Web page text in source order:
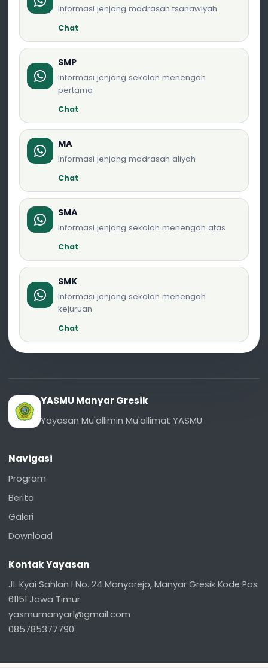
Informasi jenjang madrasah tsanawiyah
Chat
SMP
Informasi jenjang sekolah menengah
pertama
Chat
MA
Informasi jenjang madrasah aliyah
Chat
SMA
Informasi jenjang sekolah menengah atas
Chat
SMK
Informasi jenjang sekolah menengah
kejuruan
Chat
YASMU Manyar Gresik
Yayasan Mu'allimin Mu'allimat YASMU
Navigasi
Program
Berita
Galeri
Download
Kontak Yayasan
Jl. Kyai Sahlan I No. 24 Manyarejo, Manyar Gresik Kode Pos
61151 Jawa Timur
yasmumanyar1@gmail.com
085785377790